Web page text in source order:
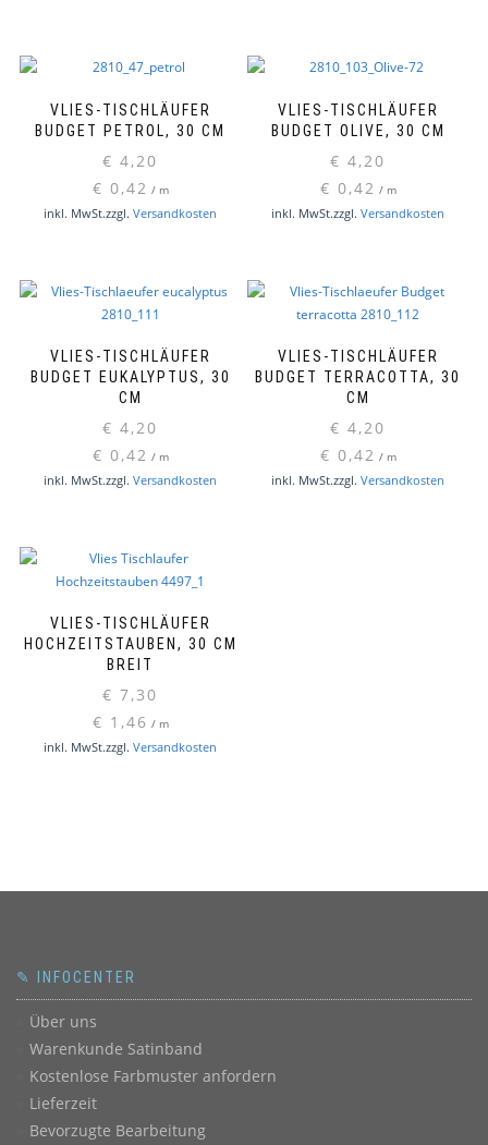
VLIES-TISCHLÄUFER
BUDGET PETROL, 30 CM
€ 4,20
€ 0,42 / m
inkl. MwSt.zzgl. Versandkosten
VLIES-TISCHLÄUFER
BUDGET OLIVE, 30 CM
€ 4,20
€ 0,42 / m
inkl. MwSt.zzgl. Versandkosten
VLIES-TISCHLÄUFER
BUDGET EUKALYPTUS, 30
CM
€ 4,20
€ 0,42 / m
inkl. MwSt.zzgl. Versandkosten
VLIES-TISCHLÄUFER
BUDGET TERRACOTTA, 30
CM
€ 4,20
€ 0,42 / m
inkl. MwSt.zzgl. Versandkosten
VLIES-TISCHLÄUFER
HOCHZEITSTAUBEN, 30 CM
BREIT
€ 7,30
€ 1,46 / m
inkl. MwSt.zzgl. Versandkosten
✎ INFOCENTER
Über uns
Warenkunde Satinband
Kostenlose Farbmuster anfordern
Lieferzeit
Bevorzugte Bearbeitung